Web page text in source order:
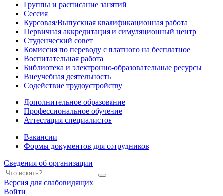
Группы и расписание занятий
Сессия
Курсовая/Выпускная квалификационная работа
Первичная аккредитация и симуляционный центр
Студенческий совет
Комиссия по переводу с платного на бесплатное
Воспитательная работа
Библиотека и электронно-образовательные ресурсы
Внеучебная деятельность
Содействие трудоустройству
Дополнительное образование
Профессиональное обучение
Аттестация специалистов
Вакансии
Формы документов для сотрудников
Сведения об организации
Версия для слабовидящих
Войти